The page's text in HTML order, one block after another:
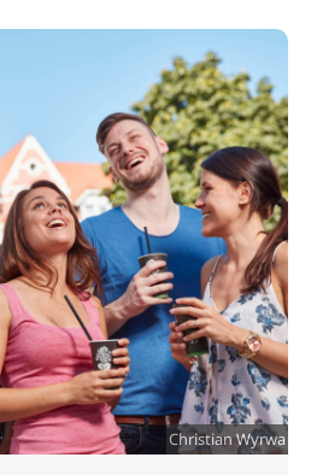
Christian Wyrwa